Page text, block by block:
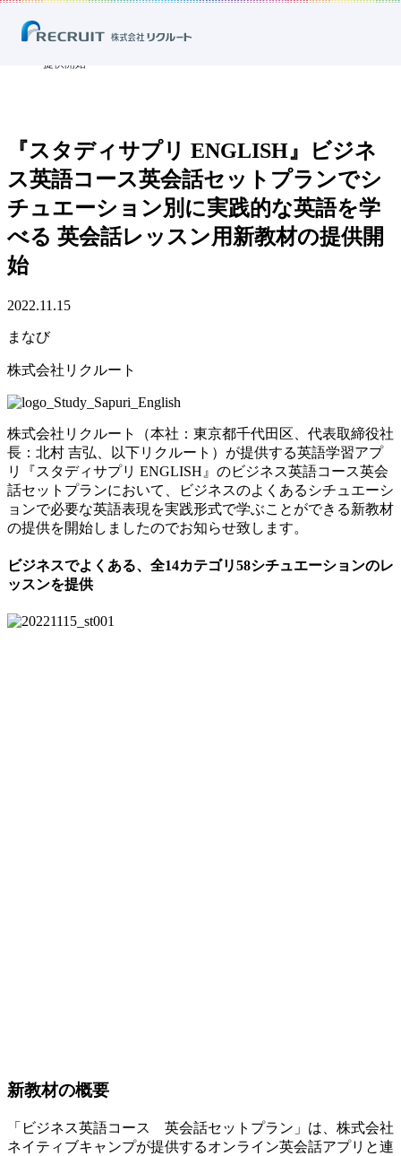
『スタディサプリ ENGLISH』ビジネス英語コース英会話セットプランで
提供開始
『スタディサプリ ENGLISH』ビジネ
ス英語コース英会話セットプランでシ
チュエーション別に実践的な英語を学
べる 英会話レッスン用新教材の提供開
始
2022.11.15
まなび
株式会社リクルート
株式会社リクルート（本社：東京都千代田区、代表取締役社
長：北村 吉弘、以下リクルート）が提供する英語学習アプ
リ『スタディサプリ ENGLISH』のビジネス英語コース英会
話セットプランにおいて、ビジネスのよくあるシチュエーシ
ョンで必要な英語表現を実践形式で学ぶことができる新教材
の提供を開始しましたのでお知らせ致します。
ビジネスでよくある、全14カテゴリ58シチュエーションのレ
ッスンを提供
新教材の概要
「ビジネス英語コース 英会話セットプラン」は、株式会社
ネイティブキャンプが提供するオンライン英会話アプリと連